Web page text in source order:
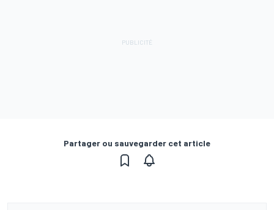
Partager ou sauvegarder cet article